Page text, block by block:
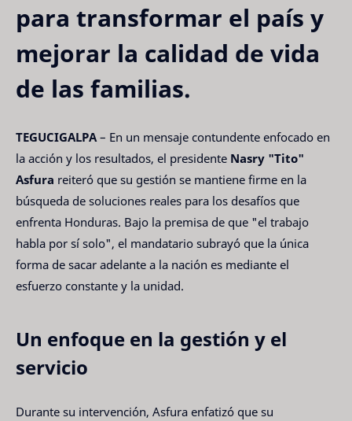
para transformar el país y
mejorar la calidad de vida
de las familias.
TEGUCIGALPA – En un mensaje contundente enfocado en
la acción y los resultados, el presidente Nasry "Tito"
Asfura reiteró que su gestión se mantiene firme en la
búsqueda de soluciones reales para los desafíos que
enfrenta Honduras. Bajo la premisa de que "el trabajo
habla por sí solo", el mandatario subrayó que la única
forma de sacar adelante a la nación es mediante el
esfuerzo constante y la unidad.
Un enfoque en la gestión y el
servicio
Durante su intervención, Asfura enfatizó que su